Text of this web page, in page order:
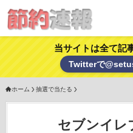
当サイトは全て記
Twitterで
ホーム 抽選で当たる
セブンイレ